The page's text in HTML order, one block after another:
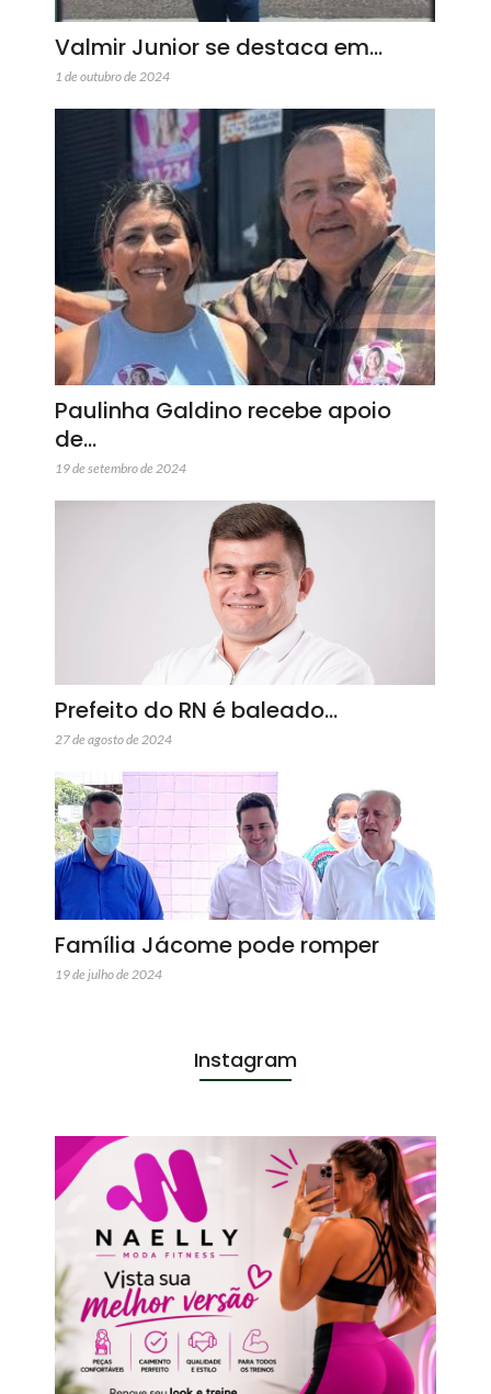
Valmir Junior se destaca em…
1 de outubro de 2024
Paulinha Galdino recebe apoio
de…
19 de setembro de 2024
Prefeito do RN é baleado…
27 de agosto de 2024
Família Jácome pode romper
19 de julho de 2024
Instagram